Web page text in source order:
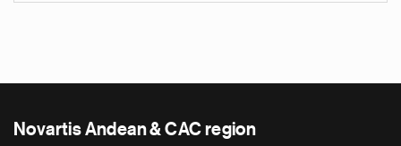
Novartis Andean & CAC region